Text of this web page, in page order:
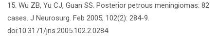
15. Wu ZB, Yu CJ, Guan SS. Posterior petrous meningiomas: 82
cases. J Neurosurg. Feb 2005; 102(2): 284-9.
doi:10.3171/jns.2005.102.2.0284.